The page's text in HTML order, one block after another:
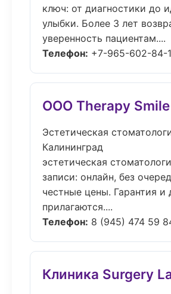
ключ: от диагностики до
улыбки. Более 3 лет
уверенность пациентам....
Телефон: +7-965-602-84-
ООО Therapy Smile
Эстетическая
Калининград
эстетическая
записи: онлайн, без
честные цены. Гарантия и
прилагаются....
Телефон: 8 (945) 474 59
Клиника Surgery